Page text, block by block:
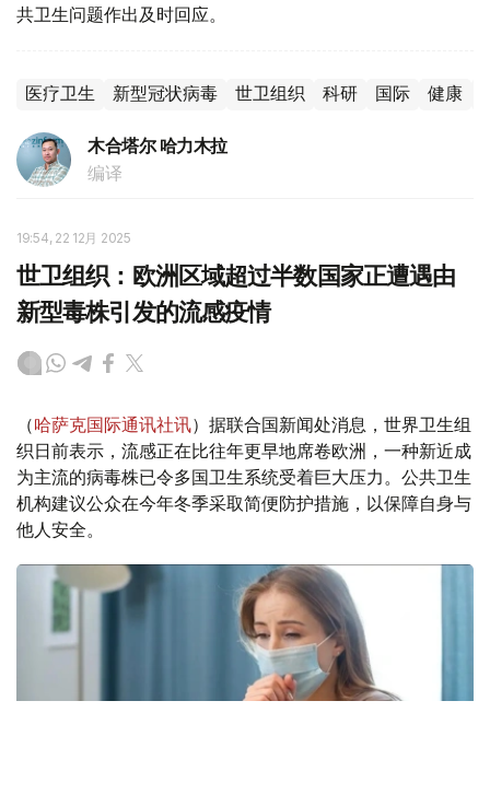
共卫生问题作出及时回应。
医疗卫生 新型冠状病毒 世卫组织 科研 国际 健康
木合塔尔 哈力木拉
编译
19:54, 22 12月 2025
世卫组织：欧洲区域超过半数国家正遭遇由
新型毒株引发的流感疫情
（哈萨克国际通讯社讯）据联合国新闻处消息，世界卫生组
织日前表示，流感正在比往年更早地席卷欧洲，一种新近成
为主流的病毒株已令多国卫生系统受着巨大压力。公共卫生
机构建议公众在今年冬季采取简便防护措施，以保障自身与
他人安全。